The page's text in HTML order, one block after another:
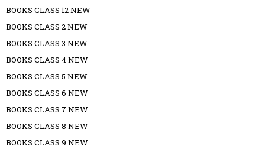
BOOKS CLASS 12 NEW
BOOKS CLASS 2 NEW
BOOKS CLASS 3 NEW
BOOKS CLASS 4 NEW
BOOKS CLASS 5 NEW
BOOKS CLASS 6 NEW
BOOKS CLASS 7 NEW
BOOKS CLASS 8 NEW
BOOKS CLASS 9 NEW